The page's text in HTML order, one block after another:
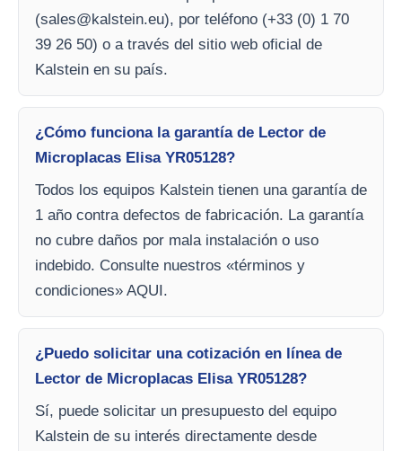
(sales@kalstein.eu), por teléfono (+33 (0) 1 70
39 26 50) o a través del sitio web oficial de
Kalstein en su país.
¿Cómo funciona la garantía de Lector de
Microplacas Elisa YR05128?
Todos los equipos Kalstein tienen una garantía de
1 año contra defectos de fabricación. La garantía
no cubre daños por mala instalación o uso
indebido. Consulte nuestros «términos y
condiciones» AQUI.
¿Puedo solicitar una cotización en línea de
Lector de Microplacas Elisa YR05128?
Sí, puede solicitar un presupuesto del equipo
Kalstein de su interés directamente desde